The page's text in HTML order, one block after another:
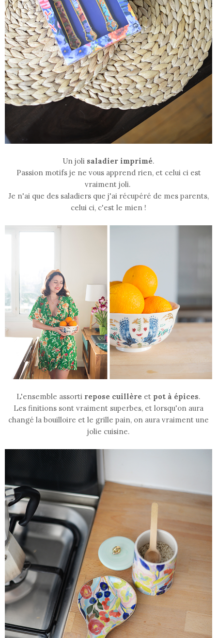
Un joli saladier imprimé.
Passion motifs je ne vous apprend rien, et celui ci est
vraiment joli.
Je n'ai que des saladiers que j'ai récupéré de mes parents,
celui ci, c'est le mien !
L'ensemble assorti repose cuillère et pot à épices.
Les finitions sont vraiment superbes, et lorsqu'on aura
changé la bouilloire et le grille pain, on aura vraiment une
jolie cuisine.